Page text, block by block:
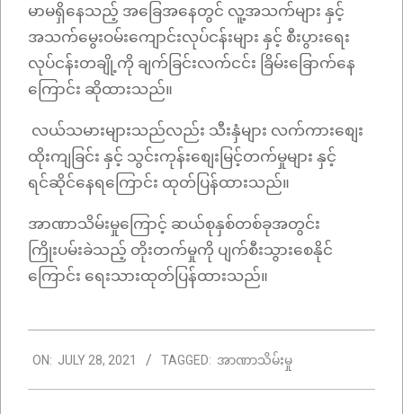
မာမရှိနေသည့် အခြေအနေတွင် လူ့အသက်များ နှင့်
အသက်မွေးဝမ်းကျောင်းလုပ်ငန်းများ နှင့် စီးပွားရေး
လုပ်ငန်းတချို့ကို ချက်ခြင်းလက်ငင်း ခြိမ်းခြောက်နေ
ကြောင်း ဆိုထားသည်။
လယ်သမားများသည်လည်း သီးနှံများ လက်ကားစျေး
ထိုးကျခြင်း နှင့် သွင်းကုန်းစျေးမြင့်တက်မှုများ နှင့်
ရင်ဆိုင်နေရကြောင်း ထုတ်ပြန်ထားသည်။
အာဏာသိမ်းမှုကြောင့် ဆယ်စုနှစ်တစ်ခုအတွင်း
ကြိုးပမ်းခဲသည့် တိုးတက်မှုကို ပျက်စီးသွားစေနိုင်
ကြောင်း ရေးသားထုတ်ပြန်ထားသည်။
07-
28
ON: JULY 28, 2021 TAGGED: အာဏာသိမ်းမှု